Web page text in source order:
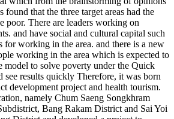
found that the three target areas had the
poor. There are leaders working on
and have social and cultural capital such
for working in the area. and there is a new
working in the area which is expected to
model to solve poverty under the Quick
results quickly Therefore, it was born
development project and health tourism.
namely Chum Saeng Songkhram
Bang Rakam District and Sai Yoi